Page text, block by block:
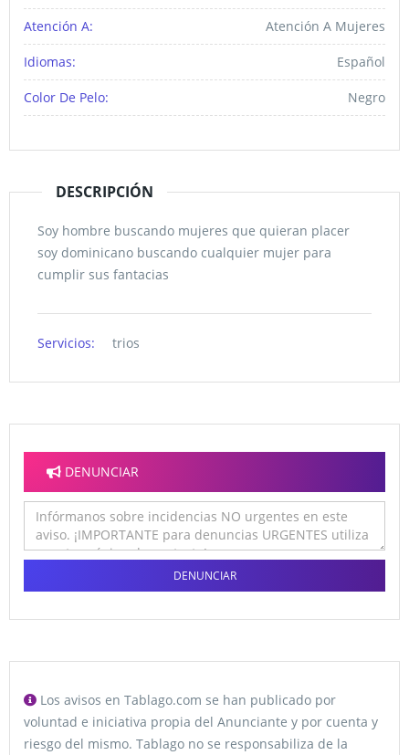
Atención A: Atención A Mujeres
Idiomas: Español
Color De Pelo: Negro
DESCRIPCIÓN
Soy hombre buscando mujeres que quieran placer
soy dominicano buscando cualquier mujer para
cumplir sus fantacias
Servicios: trios
DENUNCIAR
DENUNCIAR
Los avisos en Tablago.com se han publicado por
voluntad e iniciativa propia del Anunciante y por cuenta y
riesgo del mismo. Tablago no se responsabiliza de la